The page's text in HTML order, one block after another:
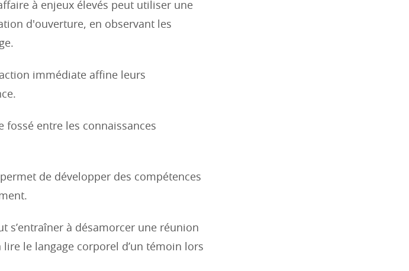
à enjeux élevés peut utiliser une
d'ouverture, en observant les
immédiate affine leurs
fossé entre les connaissances
de développer des compétences
s’entraîner à désamorcer une réunion
le langage corporel d’un témoin lors